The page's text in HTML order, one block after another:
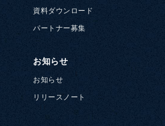
資料ダウンロード
パートナー募集
お知らせ
お知らせ
リリースノート